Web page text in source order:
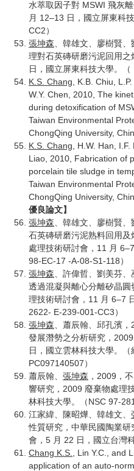
水萃取因子對 MSWI 飛灰
月 12–13 日，國立屏東科
CC2）
張坤森 、韓雄文、廖樹賢
理對石英磚研磨污泥回用
日，國立屏東科技大學。（
K.S. Chang , K.B. Chiu,
W.Y. Chen, 2010, The
during detoxification of
Taiwan Environmental
ChongQing University,
K.S. Chang , H.W. Han,
Liao, 2010, Fabrication of
porcelain tile sludge in
Taiwan Environmental
ChongQing University,
優良論文】
張坤森 、韓雄文、廖樹賢
石英磚研磨污泥熟料回用
處理技術研討會，11 月
98-EC-17 -A-08-S1-118）
張坤森 、許偉哲、劉美芬
透過混凝與離心分離矽晶
理技術研討會，11 月 6–7
2622- E-239-001-CC3）
張坤森 、蕭辰翰、邱孔濱
發展潛勢之分析研究，
日，國立雲林科技大學。
PC097140507）
蕭辰翰、 張坤森 ，2009，
響研究，2009 廢棄物處理
林科技大學。（NSC 97-
江家緯、陳昭燁、韓雄文、
性質研究，中華民國陶業
會，5 月 22 日，國立台灣
Chang K.S.
, Lin Y.C., and
application of an auto-